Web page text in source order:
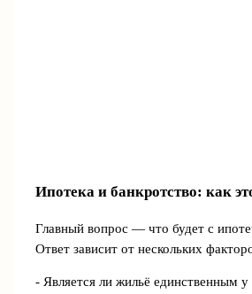
Ипотека и банкротство: как
Главный вопрос — что будет с
Ответ зависит от нескольких
- Является ли жильё единственным